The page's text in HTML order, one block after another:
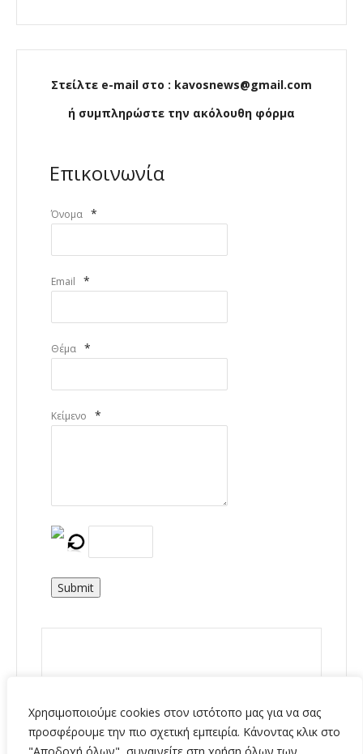
Χρησιμοποιούμε cookies στον ιστότοπο μας για να σας
προσφέρουμε την πιο σχετική εμπειρία. Κάνοντας κλικ στο
Στείλτε e-mail στο : kavosnews@gmail.com
ή συμπληρώστε την ακόλουθη φόρμα
Επικοινωνία
Όνομα *
Email *
Θέμα *
Κείμενο *
Submit